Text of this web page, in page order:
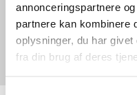
annonceringspartnere
partnere kan kombinere
oplysninger, du har
fra din brug af deres